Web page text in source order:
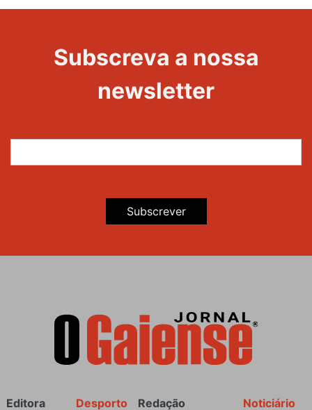
Evento
Maravilhas
Subscreva a nossa
newsletter
Subscrever
Rodapé Noticiário
Redação
Desporto
Editora